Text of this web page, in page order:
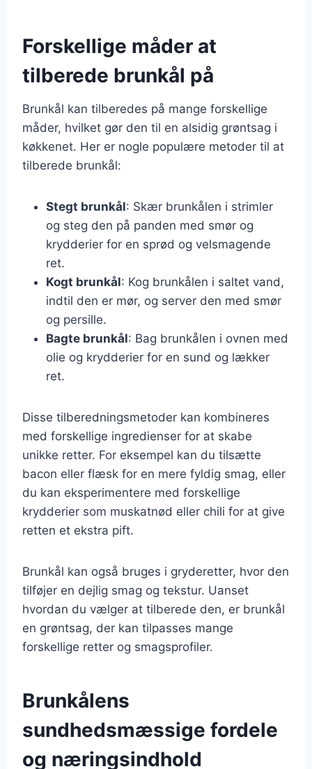
Forskellige måder at
tilberede brunkål på
Brunkål kan tilberedes på mange forskellige
måder, hvilket gør den til en alsidig grøntsag i
køkkenet. Her er nogle populære metoder til at
tilberede brunkål:
Stegt brunkål: Skær brunkålen i strimler
og steg den på panden med smør og
krydderier for en sprød og velsmagende
ret.
Kogt brunkål: Kog brunkålen i saltet vand,
indtil den er mør, og server den med smør
og persille.
Bagte brunkål: Bag brunkålen i ovnen med
olie og krydderier for en sund og lækker
ret.
Disse tilberedningsmetoder kan kombineres
med forskellige ingredienser for at skabe
unikke retter. For eksempel kan du tilsætte
bacon eller flæsk for en mere fyldig smag, eller
du kan eksperimentere med forskellige
krydderier som muskatnød eller chili for at give
retten et ekstra pift.
Brunkål kan også bruges i gryderetter, hvor den
tilføjer en dejlig smag og tekstur. Uanset
hvordan du vælger at tilberede den, er brunkål
en grøntsag, der kan tilpasses mange
forskellige retter og smagsprofiler.
Brunkålens
sundhedsmæssige fordele
og næringsindhold